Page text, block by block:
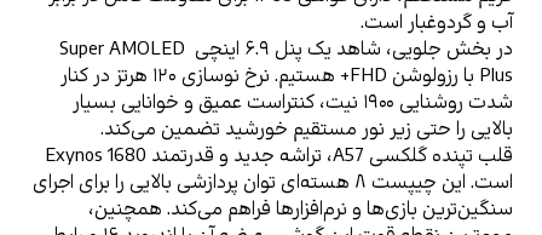
آب و گردوغبار است.
در بخش جلویی، شاهد یک پنل ۶.۹ اینچی Super AMOLED
بالایی را حتی زیر نور مستقیم خورشید تضمین می‌کند.